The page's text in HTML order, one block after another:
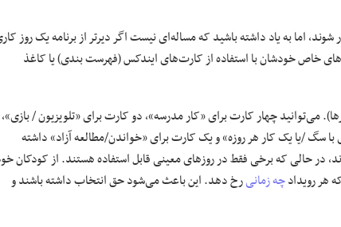
اما به یاد داشته باشید که مساله‌ای نیست اگر دیرتر از برنامه یک روز
در ایجاد برنامه‌های خاص خودشان با استفاده از کارت‌های ایندکس (فهرست بندی) یا کاغذ
می‌توانید چهار کارت برای «کار مدرسه»، دو کارت برای «تلویزیون / بازی»،
سگ /یا یک کار هر روزه» و یک کارت برای «خواندن/مطالعه آزاد» داشته
در حالی که برخی فقط در روزهای معینی قابل استفاده هستند. از کودکان
هر رویدادچه زمانیرخ دهد. این باعث می‌شود حق انتخاب داشته باشند و